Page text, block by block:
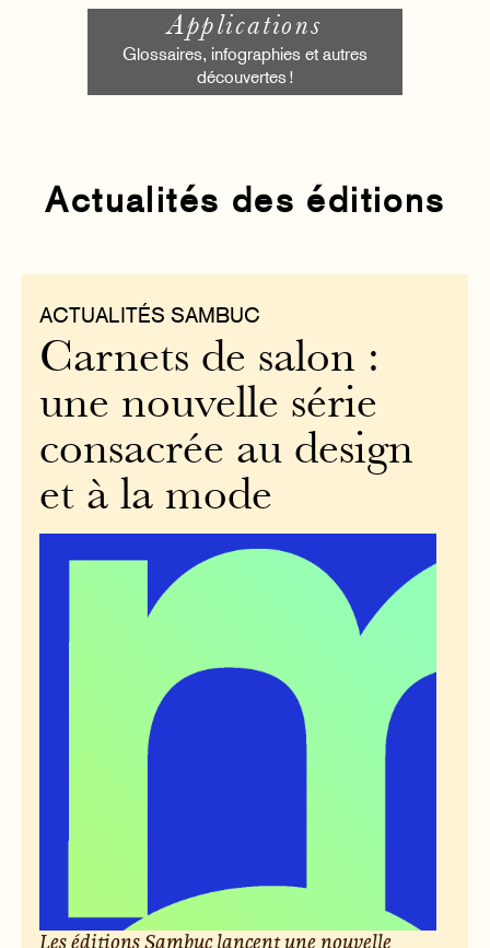
Applications
Glossaires, infographies et autres
découvertes !
Actualités des éditions
ACTUALITÉS SAMBUC
Carnets de salon :
une nouvelle série
consacrée au design
et à la mode
Les éditions Sambuc lancent une nouvelle